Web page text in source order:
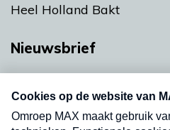
Heel Holland Bakt
Nieuwsbrief
nieuwsbrief. Elke vrijdag-
uw mailbox.